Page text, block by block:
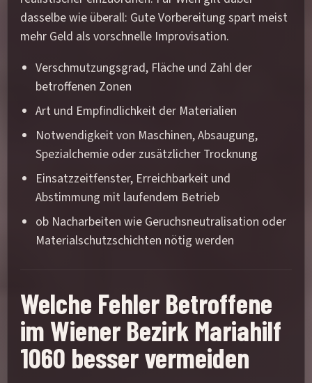
dasselbe wie überall: Gute Vorbereitung spart meist
mehr Geld als vorschnelle Improvisation.
Verschmutzungsgrad, Fläche und Zahl der
betroffenen Zonen
Art und Empfindlichkeit der Materialien
Notwendigkeit von Maschinen, Absaugung,
Spezialchemie oder zusätzlicher Trocknung
Einsatzzeitfenster, Erreichbarkeit und
Abstimmung mit laufendem Betrieb
ob Nacharbeiten wie Geruchsneutralisation oder
Materialschutzschichten nötig werden
Welche Fehler Betroffene
im Wiener Bezirk Mariahilf
1060 besser vermeiden